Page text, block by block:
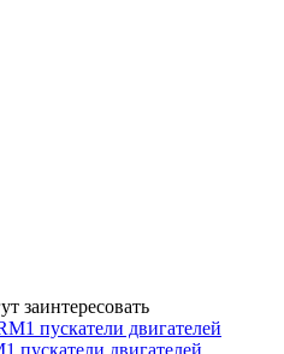
заинтересовать